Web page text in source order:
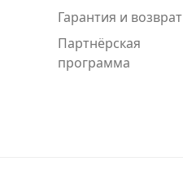
Гарантия и возврат
Партнёрская
программа